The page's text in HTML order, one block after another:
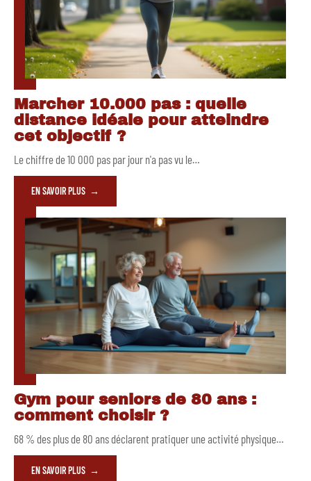
Marcher 10.000 pas : quelle
distance idéale pour atteindre
cet objectif ?
Le chiffre de 10 000 pas par jour n'a pas vu le…
EN SAVOIR PLUS
Gym pour seniors de 80 ans :
comment choisir ?
68 % des plus de 80 ans déclarent pratiquer une activité physique…
EN SAVOIR PLUS